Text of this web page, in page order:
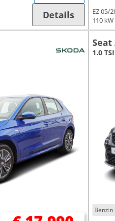
Details
EZ 05/
110 kW
Seat
1.0
Benzin